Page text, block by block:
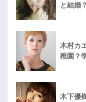
と結婚？
木村カ
稚園？
木下優